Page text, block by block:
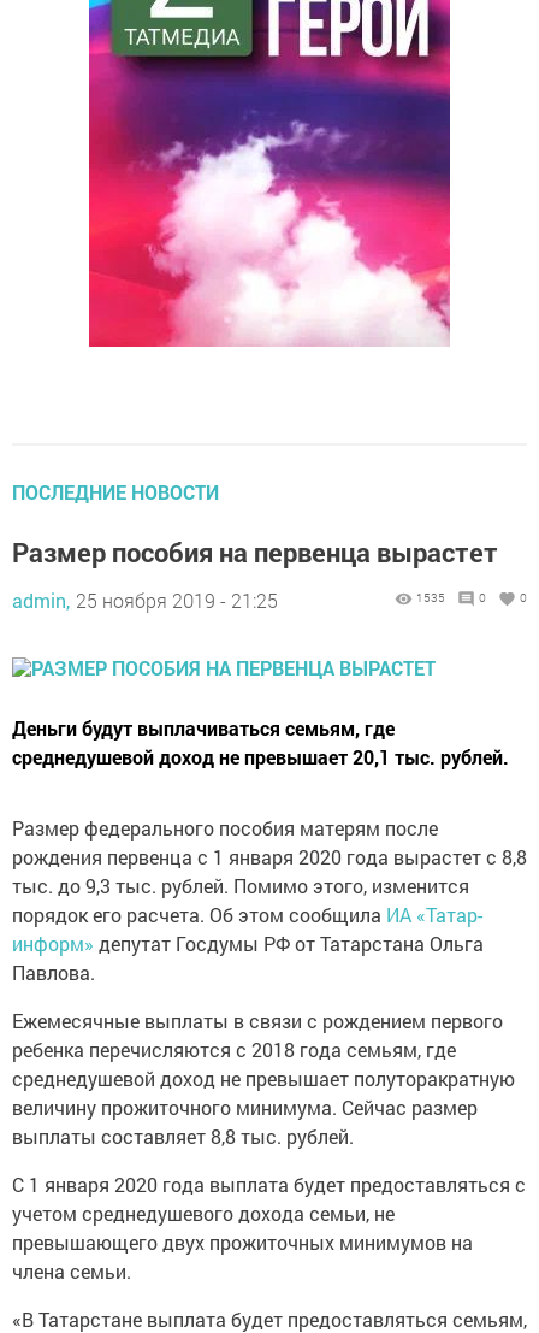
ПОСЛЕДНИЕ НОВОСТИ
Размер пособия на первенца вырастет
admin, 25 ноября 2019 - 21:25 1535 0 0
Деньги будут выплачиваться семьям, где
среднедушевой доход не превышает 20,1 тыс. рублей.
Размер федерального пособия матерям после
рождения первенца с 1 января 2020 года вырастет с 8,8
тыс. до 9,3 тыс. рублей. Помимо этого, изменится
порядок его расчета. Об этом сообщила ИА «Татар-
информ» депутат Госдумы РФ от Татарстана Ольга
Павлова.
Ежемесячные выплаты в связи с рождением первого
ребенка перечисляются с 2018 года семьям, где
среднедушевой доход не превышает полуторакратную
величину прожиточного минимума. Сейчас размер
выплаты составляет 8,8 тыс. рублей.
С 1 января 2020 года выплата будет предоставляться с
учетом среднедушевого дохода семьи, не
превышающего двух прожиточных минимумов на
члена семьи.
«В Татарстане выплата будет предоставляться семьям,